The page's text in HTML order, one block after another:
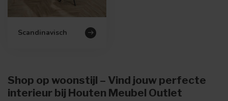
Scandinavisch
Shop op woonstijl – Vind jouw perfecte
interieur bij Houten Meubel Outlet